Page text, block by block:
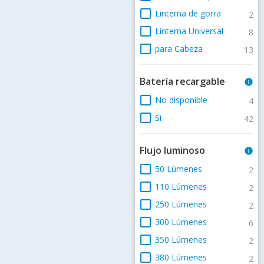
check_box_outline_blank Linterna de gorra 2
check_box_outline_blank Linterna Universal 8
check_box_outline_blank para Cabeza 13
Batería recargable info
check_box_outline_blank No disponible 4
check_box_outline_blank Si 42
Flujo luminoso info
check_box_outline_blank 50 Lúmenes 2
check_box_outline_blank 110 Lúmenes 2
check_box_outline_blank 250 Lúmenes 2
check_box_outline_blank 300 Lúmenes 6
check_box_outline_blank 350 Lúmenes 2
check_box_outline_blank 380 Lúmenes 2